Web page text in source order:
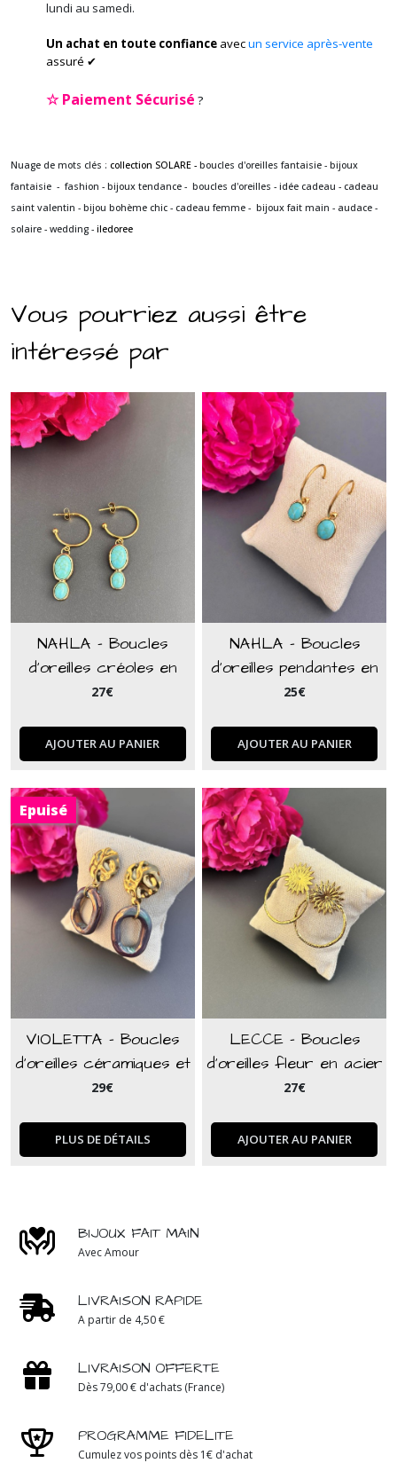
lundi au samedi.
Un achat en toute confiance avecun service après-vente
assuré ✔
☆Paiement Sécurisé ?
Nuage de mots clés : collection SOLARE - boucles d'oreilles fantaisie - bijoux
fantaisie - fashion - bijoux tendance - boucles d'oreilles - idée cadeau - cadeau
saint valentin - bijou bohème chic - cadeau femme - bijoux fait main - audace -
solaire - wedding - iledoree
Vous pourriez aussi être
intéressé par
NAHLA - Boucles
d'oreilles créoles en
acier inoxydable bohème
27€
AJOUTER AU PANIER
NAHLA - Boucles
d'oreilles pendantes en
acier inoxydable bohème
25€
AJOUTER AU PANIER
Epuisé
VIOLETTA - Boucles
d'oreilles céramiques et
apprêt martelé en acier
29€
PLUS DE DÉTAILS
LECCE - Boucles
d'oreilles fleur en acier
inoxydable doré
27€
AJOUTER AU PANIER
BIJOUX FAIT MAIN
Avec Amour
LIVRAISON RAPIDE
A partir de 4,50 €
LIVRAISON OFFERTE
Dès 79,00 € d'achats (France)
PROGRAMME FIDELITE
Cumulez vos points dès 1€ d'achat